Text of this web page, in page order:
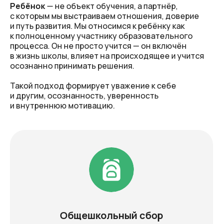
Ребёнок— не объект обучения, а партнёр,
с которым мы выстраиваем отношения, доверие
и путь развития. Мы относимся к ребёнку как
к полноценному участнику образовательного
процесса. Он не просто учится — он включён
в жизнь школы, влияет на происходящее и учится
осознанно принимать решения.
Такой подход формирует уважение к себе
и другим, осознанность, уверенность
и внутреннюю мотивацию.
Общешкольный сбор